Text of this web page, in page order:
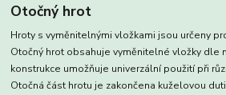
Otočný hrot
Hroty s vyměnitelnými vložkami jsou určeny
Otočný hrot obsahuje vyměnitelné vložky dle
konstrukce umožňuje univerzální použití při
Otočná část hrotu je zakončena kuželovou